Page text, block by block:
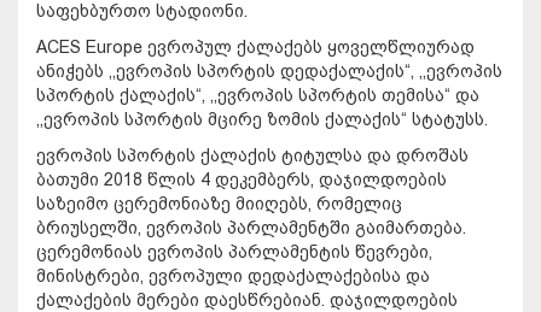
საფეხბურთო სტადიონი.
ACES Europe ევროპულ ქალაქებს ყოველწლიურად
ანიჭებს ,,ევროპის სპორტის დედაქალაქის“, ,,ევროპის
სპორტის ქალაქის“, ,,ევროპის სპორტის თემისა“ და
,,ევროპის სპორტის მცირე ზომის ქალაქის“ სტატუსს.
ევროპის სპორტის ქალაქის ტიტულსა და დროშას
ბათუმი 2018 წლის 4 დეკემბერს, დაჯილდოების
საზეიმო ცერემონიაზე მიიღებს, რომელიც
ბრიუსელში, ევროპის პარლამენტში გაიმართება.
ცერემონიას ევროპის პარლამენტის წევრები,
მინისტრები, ევროპული დედაქალაქებისა და
ქალაქების მერები დაესწრებიან. დაჯილდოების